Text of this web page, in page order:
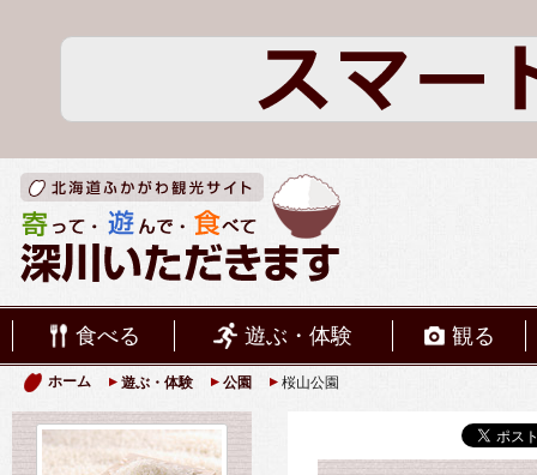
食べる 遊ぶ・体験 観る
ホーム 遊ぶ・体験 公園 桜山公園